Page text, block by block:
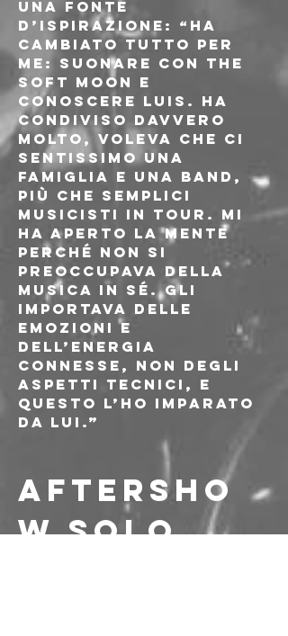
una fonte
d’ispirazione: “Ha
cambiato tutto per
me: suonare con The
Soft Moon e
conoscere Luis. Ha
condiviso davvero
molto, voleva che ci
sentissimo una
famiglia e una band,
più che semplici
musicisti in tour. Mi
ha aperto la mente
perché non si
preoccupava della
musica in sé. Gli
importava delle
emozioni e
dell’energia
connesse, non degli
aspetti tecnici, e
questo l’ho imparato
da lui.”
AFTERSHO
W solo